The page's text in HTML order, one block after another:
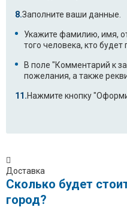
Заполните ваши данные.
Укажите фамилию, имя,
того человека, кто будет
В поле "Комментарий к
пожелания, а также
Нажмите кнопку
Доставка
Сколько будет
город?